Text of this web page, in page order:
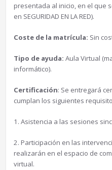
presentada al inicio, en el que
en SEGURIDAD EN LA RED).
Coste de la matrícula: Sin
Tipo de ayuda: Aula Virtual
informático).
Certificación: Se entregará
cumplan los siguientes
1. Asistencia a las sesiones
2. Participación en las
realizarán en el espacio de
virtual.